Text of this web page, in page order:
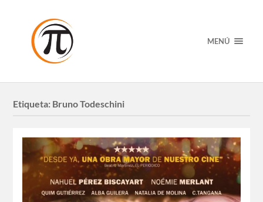
MENÚ
Etiqueta: Bruno Todeschini